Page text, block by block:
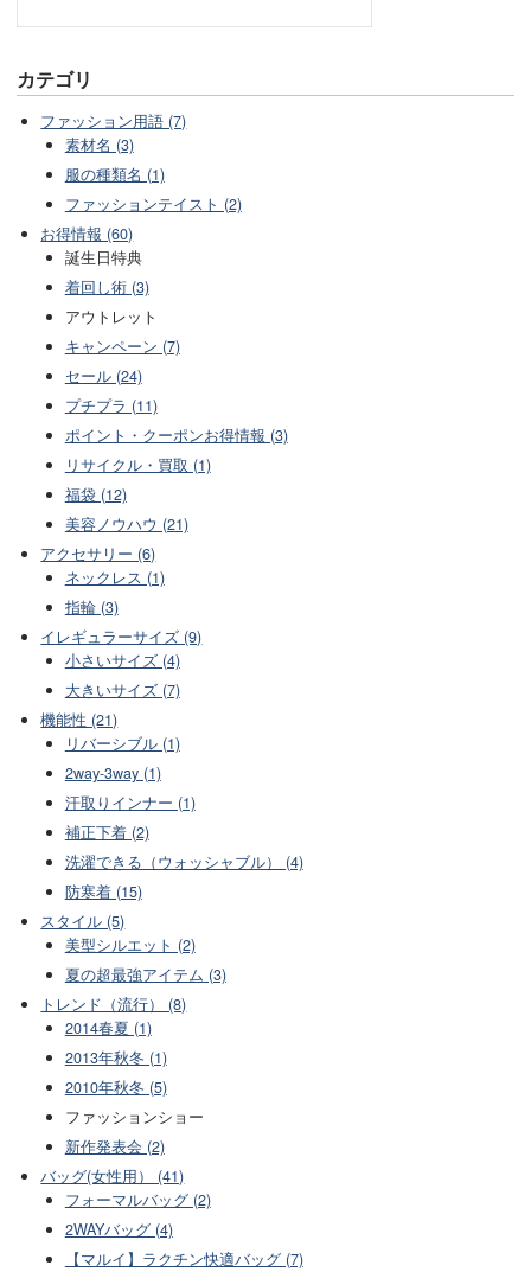
カテゴリ
ファッション用語 (7)
素材名 (3)
服の種類名 (1)
ファッションテイスト (2)
お得情報 (60)
誕生日特典
着回し術 (3)
アウトレット
キャンペーン (7)
セール (24)
プチプラ (11)
ポイント・クーポンお得情報 (3)
リサイクル・買取 (1)
福袋 (12)
美容ノウハウ (21)
アクセサリー (6)
ネックレス (1)
指輪 (3)
イレギュラーサイズ (9)
小さいサイズ (4)
大きいサイズ (7)
機能性 (21)
リバーシブル (1)
2way-3way (1)
汗取りインナー (1)
補正下着 (2)
洗濯できる（ウォッシャブル） (4)
防寒着 (15)
スタイル (5)
美型シルエット (2)
夏の超最強アイテム (3)
トレンド（流行） (8)
2014春夏 (1)
2013年秋冬 (1)
2010年秋冬 (5)
ファッションショー
新作発表会 (2)
バッグ(女性用） (41)
フォーマルバッグ (2)
2WAYバッグ (4)
【マルイ】ラクチン快適バッグ (7)